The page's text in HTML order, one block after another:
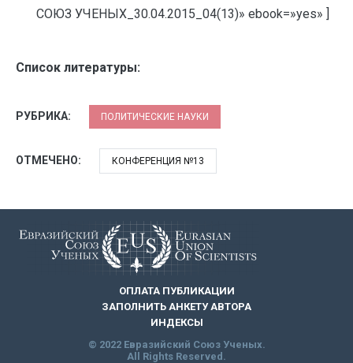
СОЮЗ УЧЕНЫХ_30.04.2015_04(13)» ebook=»yes» ]
Список литературы:
РУБРИКА: ПОЛИТИЧЕСКИЕ НАУКИ
ОТМЕЧЕНО: КОНФЕРЕНЦИЯ №13
ОПЛАТА ПУБЛИКАЦИИ
ЗАПОЛНИТЬ АНКЕТУ АВТОРА
ИНДЕКСЫ
© 2022 Евразийский Союз Ученых.
All Rights Reserved.